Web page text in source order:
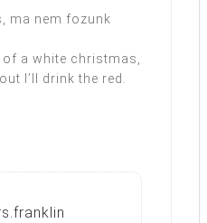
ma nem fozunk
of a white christmas,
I’ll drink the red.